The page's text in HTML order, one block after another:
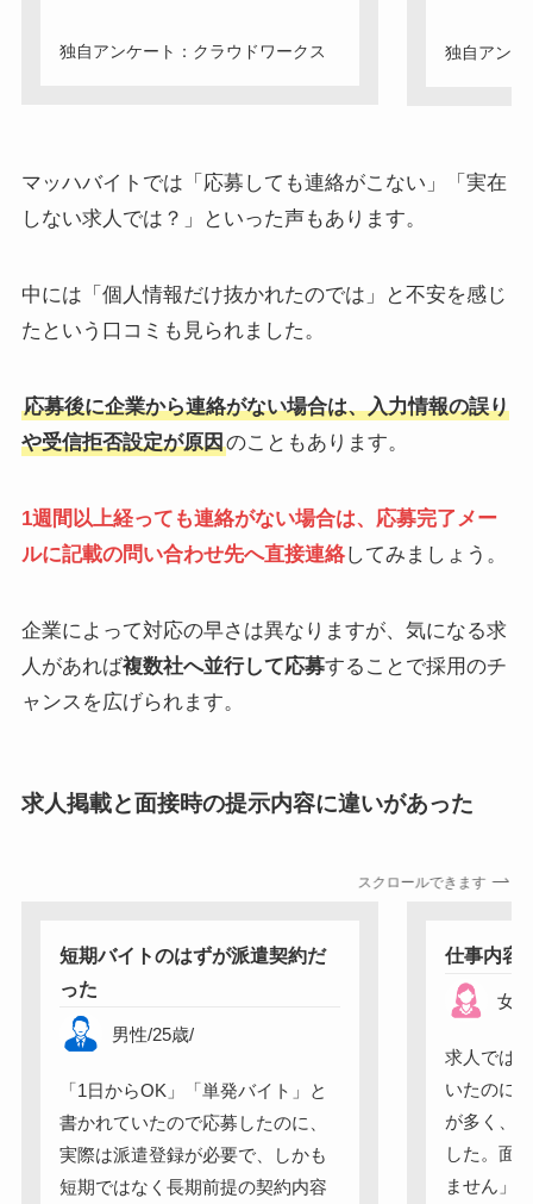
独自アンケート：クラウドワークス 独自アンケ
マッハバイトでは「応募しても連絡がこない」「実在
しない求人では？」といった声もあります。
中には「個人情報だけ抜かれたのでは」と不安を感じ
たという口コミも見られました。
応募後に企業から連絡がない場合は、入力情報の誤り
や受信拒否設定が原因のこともあります。
1週間以上経っても連絡がない場合は、応募完了メー
ルに記載の問い合わせ先へ直接連絡してみましょう。
企業によって対応の早さは異なりますが、気になる求
人があれば複数社へ並行して応募することで採用のチ
ャンスを広げられます。
求人掲載と面接時の提示内容に違いがあった
スクロールできます
短期バイトのはずが派遣契約だ
った
男性/25歳/
「1日からOK」「単発バイト」と
書かれていたので応募したのに、
実際は派遣登録が必要で、しかも
短期ではなく長期前提の契約内容
仕事内容
女性
求人では
いたのに
が多く、
した。面
ません」